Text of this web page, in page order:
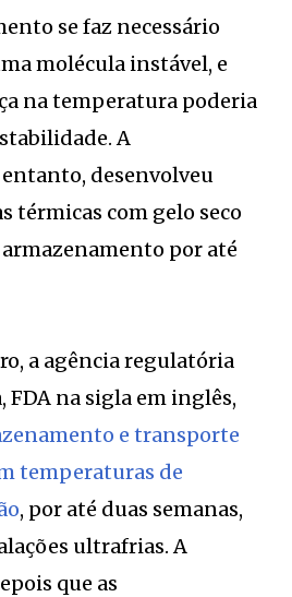
se faz necessário
molécula instável, e
na temperatura poderia
A
desenvolveu
térmicas com gelo seco
por até
a agência regulatória
na sigla em inglês,
e transporte
temperaturas de
, por até duas semanas,
ultrafrias. A
que as